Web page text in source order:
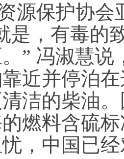
源保护协会
是，有毒的
” 冯淑慧说
近并停泊
洁的柴油
燃料含硫
，中国已